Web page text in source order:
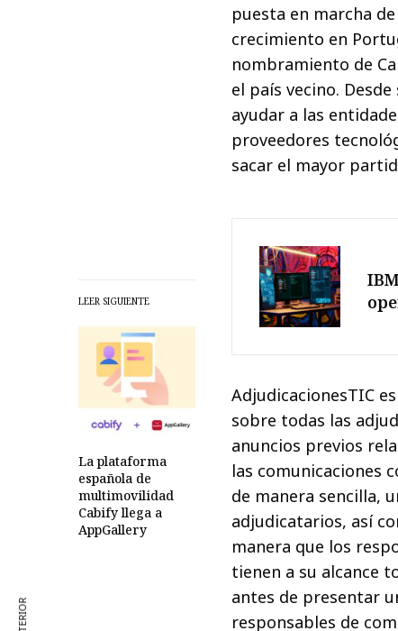
LEER SIGUIENTE
La plataforma
española de
multimovilidad
Cabify llega a
AppGallery
puesta en marcha
crecimiento en
nombramiento de
el país vecino.
ayudar a las
proveedores
sacar el mayor
AdjudicacionesTIC
sobre todas las
anuncios previos
las comunicaciones
de manera sencilla,
adjudicatarios, así
manera que los
tienen a su alcance
antes de presentar
responsables de